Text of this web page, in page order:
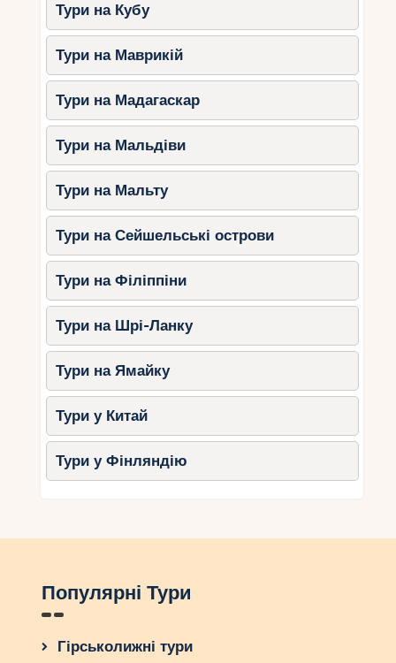
Тури на Кубу
Тури на Маврикій
Тури на Мадагаскар
Тури на Мальдіви
Тури на Мальту
Тури на Сейшельські острови
Тури на Філіппіни
Тури на Шрі-Ланку
Тури на Ямайку
Тури у Китай
Тури у Фінляндію
Популярні Тури
Гірськолижні тури